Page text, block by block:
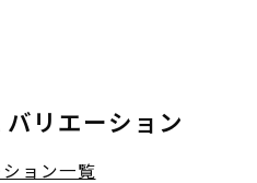
リエーション
ョン一覧